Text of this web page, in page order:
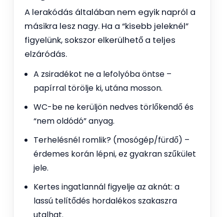
A lerakódás általában nem egyik napról a
másikra lesz nagy. Ha a “kisebb jeleknél”
figyelünk, sokszor elkerülhető a teljes
elzáródás.
A zsiradékot ne a lefolyóba öntse –
papírral törölje ki, utána mosson.
WC-be ne kerüljön nedves törlőkendő és
“nem oldódó” anyag.
Terhelésnél romlik? (mosógép/fürdő) –
érdemes korán lépni, ez gyakran szűkület
jele.
Kertes ingatlannál figyelje az aknát: a
lassú telítődés hordalékos szakaszra